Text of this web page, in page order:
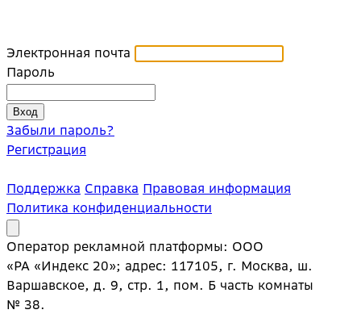
Электронная почта
Пароль
Забыли пароль?
Регистрация
Поддержка Справка Правовая информация
Политика конфиденциальности
Оператор рекламной платформы: ООО
«РА «Индекс 20»; адрес: 117105, г. Москва, ш.
Варшавское, д. 9, стр. 1, пом. Б часть комнаты
№ 38.